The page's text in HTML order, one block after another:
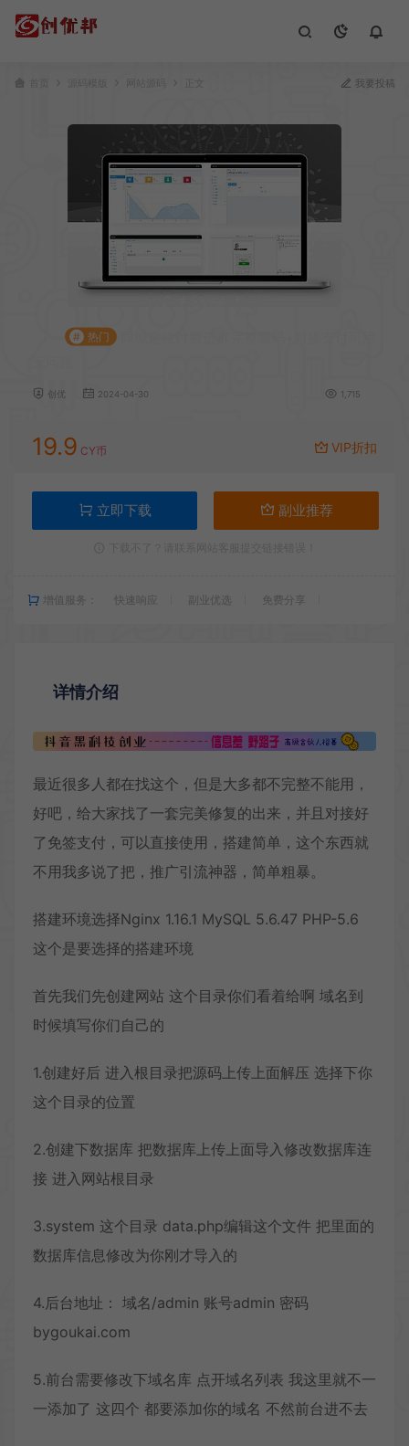
我要投稿
# 热门
创优 2024-04-30 1,715
19.9 CY币 VIP折扣
立即下载 副业推荐
增值服务： 快速响应 副业优选 免费分享
详情介绍
最近很多人都在找这个，但是大多都不完整不能用，
好吧，给大家找了一套完美修复的出来，并且对接好
了免签支付，可以直接使用，搭建简单，这个东西就
不用我多说了把，推广引流神器，简单粗暴。
搭建环境选择Nginx 1.16.1 MySQL 5.6.47 PHP-5.6
这个是要选择的搭建环境
首先我们先创建网站 这个目录你们看着给啊 域名到
时候填写你们自己的
1.创建好后 进入根目录把源码上传上面解压 选择下你
这个目录的位置
2.创建下数据库 把数据库上传上面导入修改数据库连
接 进入网站根目录
3.system 这个目录 data.php编辑这个文件 把里面的
数据库信息修改为你刚才导入的
4.后台地址： 域名/admin 账号admin 密码
bygoukai.com
5.前台需要修改下域名库 点开域名列表 我这里就不一
一添加了 这四个 都要添加你的域名 不然前台进不去